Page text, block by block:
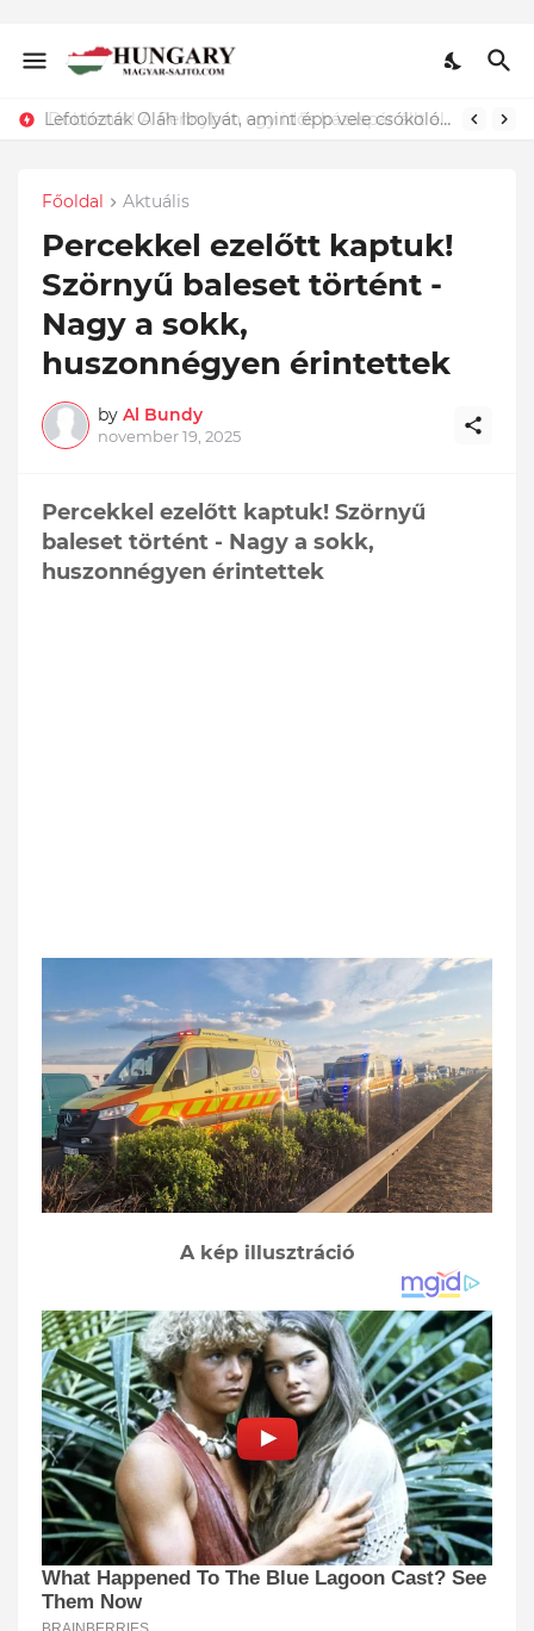
Lefotózták Oláh Ibolyát, amint épp vele csókolózik - EZT nem hiszed el, kinek a karjában kötött ki...ÍME
Főoldal Aktuális
Percekkel ezelőtt kaptuk!
Szörnyű baleset történt -
Nagy a sokk,
huszonnégyen érintettek
by Al Bundy
november 19, 2025
Percekkel ezelőtt kaptuk! Szörnyű
baleset történt - Nagy a sokk,
huszonnégyen érintettek
A kép illusztráció